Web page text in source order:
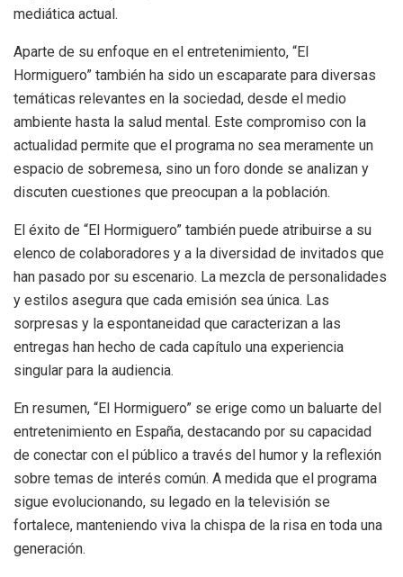
mediática actual.
Aparte de su enfoque en el entretenimiento, “El
Hormiguero” también ha sido un escaparate para diversas
temáticas relevantes en la sociedad, desde el medio
ambiente hasta la salud mental. Este compromiso con la
actualidad permite que el programa no sea meramente un
espacio de sobremesa, sino un foro donde se analizan y
discuten cuestiones que preocupan a la población.
El éxito de “El Hormiguero” también puede atribuirse a su
elenco de colaboradores y a la diversidad de invitados que
han pasado por su escenario. La mezcla de personalidades
y estilos asegura que cada emisión sea única. Las
sorpresas y la espontaneidad que caracterizan a las
entregas han hecho de cada capítulo una experiencia
singular para la audiencia.
En resumen, “El Hormiguero” se erige como un baluarte del
entretenimiento en España, destacando por su capacidad
de conectar con el público a través del humor y la reflexión
sobre temas de interés común. A medida que el programa
sigue evolucionando, su legado en la televisión se
fortalece, manteniendo viva la chispa de la risa en toda una
generación.